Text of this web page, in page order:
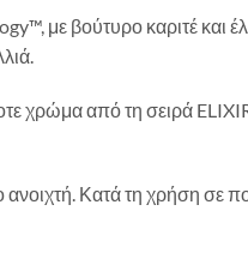
με βούτυρο καριτέ και
χρώμα από τη σειρά
Κατά τη χρήση σε